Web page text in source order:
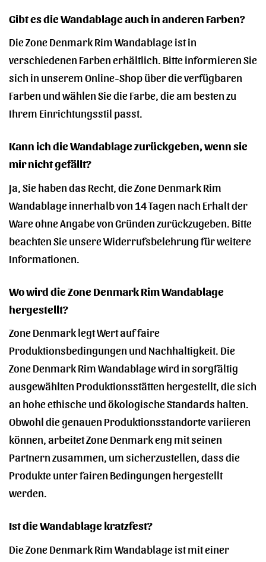
Gibt es die Wandablage auch in anderen Farben?
Die Zone Denmark Rim Wandablage ist in
verschiedenen Farben erhältlich. Bitte informieren Sie
sich in unserem Online-Shop über die verfügbaren
Farben und wählen Sie die Farbe, die am besten zu
Ihrem Einrichtungsstil passt.
Kann ich die Wandablage zurückgeben, wenn sie
mir nicht gefällt?
Ja, Sie haben das Recht, die Zone Denmark Rim
Wandablage innerhalb von 14 Tagen nach Erhalt der
Ware ohne Angabe von Gründen zurückzugeben. Bitte
beachten Sie unsere Widerrufsbelehrung für weitere
Informationen.
Wo wird die Zone Denmark Rim Wandablage
hergestellt?
Zone Denmark legt Wert auf faire
Produktionsbedingungen und Nachhaltigkeit. Die
Zone Denmark Rim Wandablage wird in sorgfältig
ausgewählten Produktionsstätten hergestellt, die sich
an hohe ethische und ökologische Standards halten.
Obwohl die genauen Produktionsstandorte variieren
können, arbeitet Zone Denmark eng mit seinen
Partnern zusammen, um sicherzustellen, dass die
Produkte unter fairen Bedingungen hergestellt
werden.
Ist die Wandablage kratzfest?
Die Zone Denmark Rim Wandablage ist mit einer